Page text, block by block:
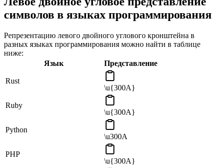
символов в языках программирования
Репрезентацию левого двойного углового кронштейна в
разных языках программирования можно найти в таблице
ниже:
Язык
Представление
Rust
\u{300A}
Ruby
\u{300A}
Python
\u300A
PHP
\u{300A}